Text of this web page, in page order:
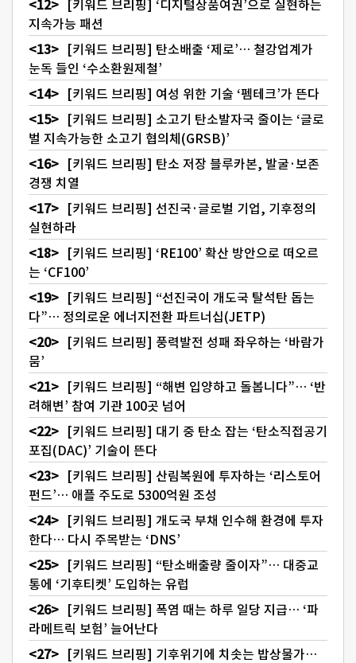
[키워드 브리핑] ‘디지털상품여권’으로 실현하는
지속가능 패션
[키워드 브리핑] 탄소배출 ‘제로’… 철강업계가
눈독 들인 ‘수소환원제철’
[키워드 브리핑] 여성 위한 기술 ‘펨테크’가 뜬다
[키워드 브리핑] 소고기 탄소발자국 줄이는 ‘글로
벌 지속가능한 소고기 협의체(GRSB)’
[키워드 브리핑] 탄소 저장 블루카본, 발굴·보존
경쟁 치열
[키워드 브리핑] 선진국·글로벌 기업, 기후정의
실현하라
[키워드 브리핑] ‘RE100’ 확산 방안으로 떠오르
는 ‘CF100’
[키워드 브리핑] “선진국이 개도국 탈석탄 돕는
다”… 정의로운 에너지전환 파트너십(JETP)
[키워드 브리핑] 풍력발전 성패 좌우하는 ‘바람가
뭄’
[키워드 브리핑] “해변 입양하고 돌봅니다”… ‘반
려해변’ 참여 기관 100곳 넘어
[키워드 브리핑] 대기 중 탄소 잡는 ‘탄소직접공기
포집(DAC)’ 기술이 뜬다
[키워드 브리핑] 산림복원에 투자하는 ‘리스토어
펀드’… 애플 주도로 5300억원 조성
[키워드 브리핑] 개도국 부채 인수해 환경에 투자
한다… 다시 주목받는 ‘DNS’
[키워드 브리핑] “탄소배출량 줄이자”… 대중교
통에 ‘기후티켓’ 도입하는 유럽
[키워드 브리핑] 폭염 때는 하루 일당 지급… ‘파
라메트릭 보험’ 늘어난다
[키워드 브리핑] 기후위기에 치솟는 밥상물가…